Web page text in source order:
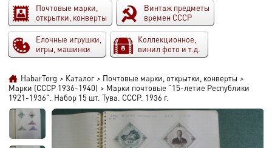
Почтовые марки,
открытки, конверты
Винтаж предметы
времен СССР
Елочные игрушки,
игры, машинки
Коллекционное,
винил фото и т.д.
HabarTorg > Каталог > Почтовые марки, открытки, конверты >
Марки (СССР 1936-1940) > Марки почтовые "15-летие Республики
1921-1936". Набор 15 шт. Тува. СССР. 1936 г.